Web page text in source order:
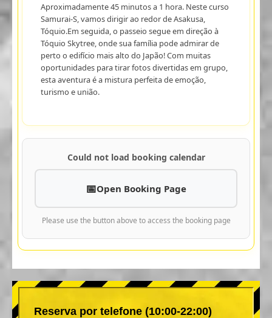
Aproximadamente 45 minutos a 1 hora. Neste curso
Samurai-S, vamos dirigir ao redor de Asakusa,
Tóquio.Em seguida, o passeio segue em direção à
Tóquio Skytree, onde sua família pode admirar de
perto o edifício mais alto do Japão! Com muitas
oportunidades para tirar fotos divertidas em grupo,
esta aventura é a mistura perfeita de emoção,
turismo e união.
Could not load booking calendar
Open Booking Page
Please use the button above to access the booking page
Reserva por telefone (10:00-22:00)